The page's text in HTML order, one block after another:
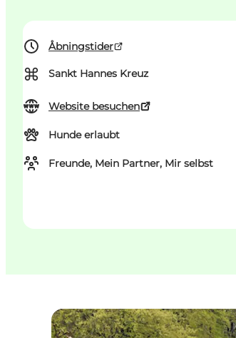
Åbningstider
⌘ Sankt Hannes Kreuz
Website besuchen
Hunde erlaubt
Freunde, Mein Partner, Mir selbst